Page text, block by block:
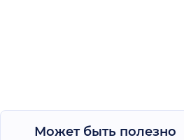
Может быть полезно